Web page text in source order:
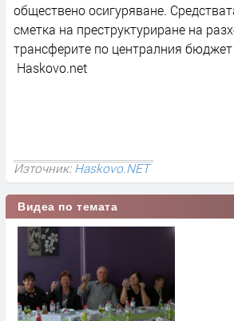
обществено осигуряване.
сметка на преструктуриране на
трансферите по централния бюджет
Haskovo.net
Източник:Haskovo.NET
Видеа по темата